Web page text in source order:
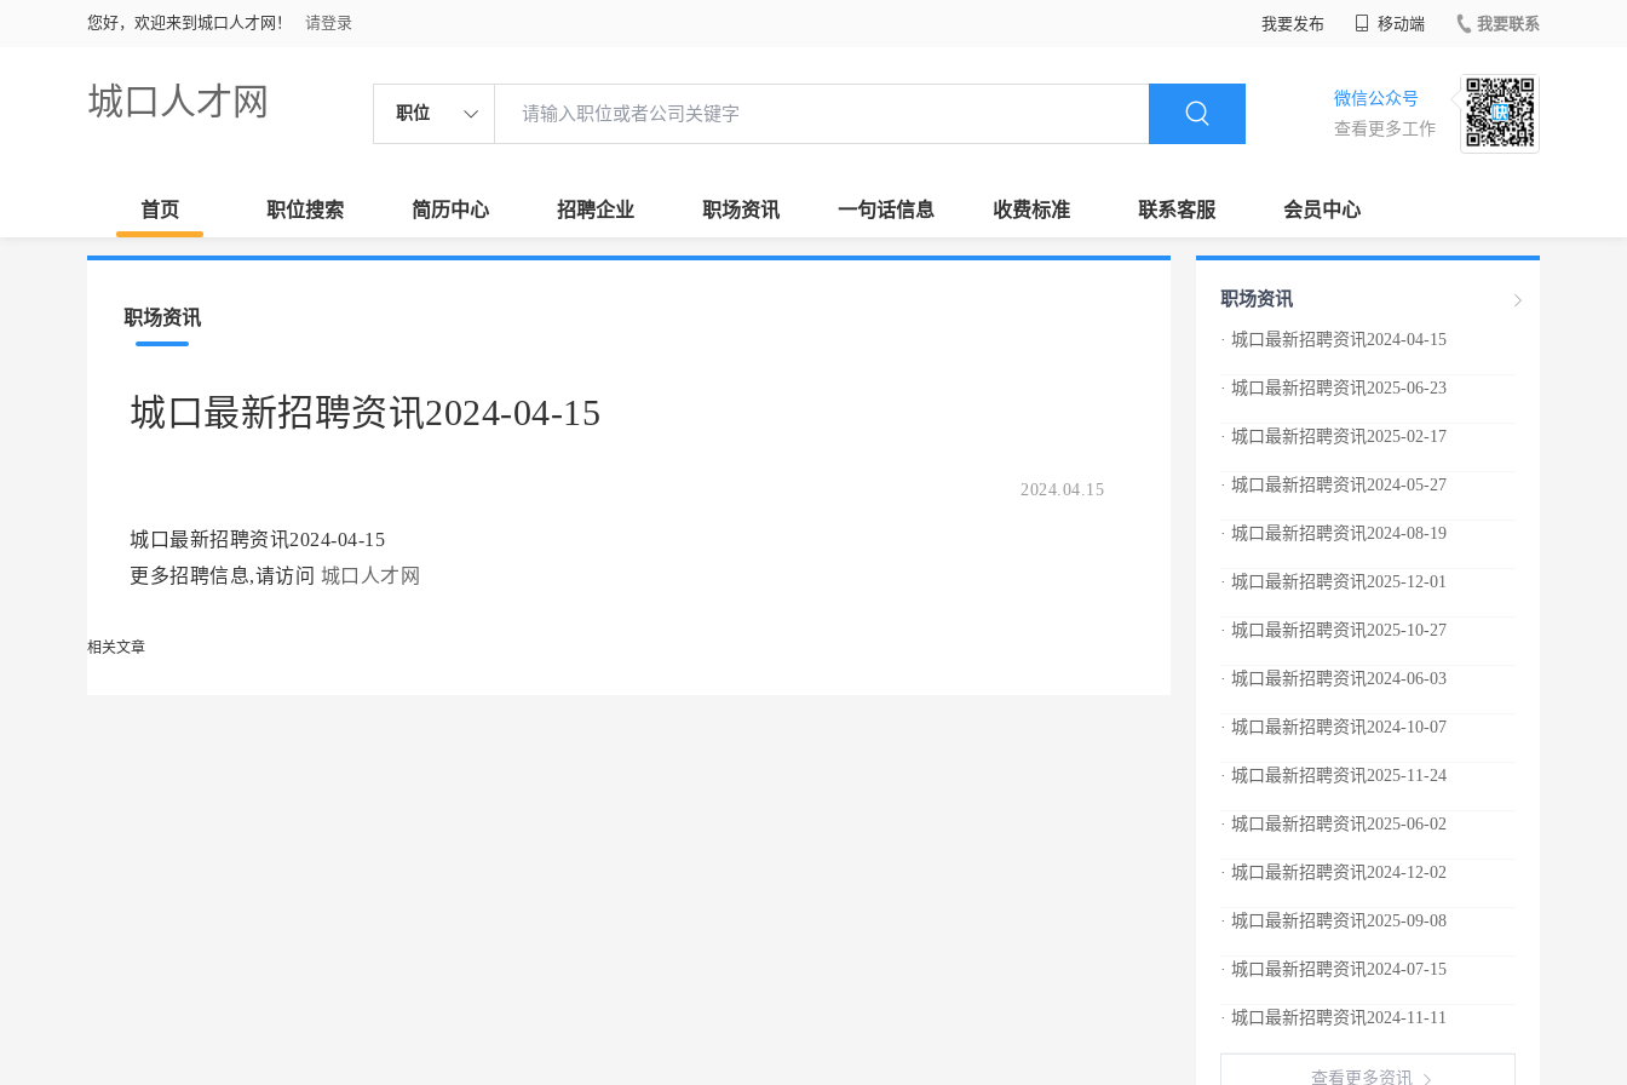
您好，欢迎来到城口人才网！ 请登录 我要发布 移动端 我要联系
城口人才网 职位
微信公众号
查看更多工作
首页 职位搜索 简历中心 招聘企业 职场资讯 一句话信息 收费标准 联系客服 会员中心
职场资讯
城口最新招聘资讯2024-04-15
2024.04.15
城口最新招聘资讯2024-04-15
更多招聘信息,请访问 城口人才网
相关文章
职场资讯
· 城口最新招聘资讯2024-04-15
· 城口最新招聘资讯2025-06-23
· 城口最新招聘资讯2025-02-17
· 城口最新招聘资讯2024-05-27
· 城口最新招聘资讯2024-08-19
· 城口最新招聘资讯2025-12-01
· 城口最新招聘资讯2025-10-27
· 城口最新招聘资讯2024-06-03
· 城口最新招聘资讯2024-10-07
· 城口最新招聘资讯2025-11-24
· 城口最新招聘资讯2025-06-02
· 城口最新招聘资讯2024-12-02
· 城口最新招聘资讯2025-09-08
· 城口最新招聘资讯2024-07-15
· 城口最新招聘资讯2024-11-11
查看更多资讯